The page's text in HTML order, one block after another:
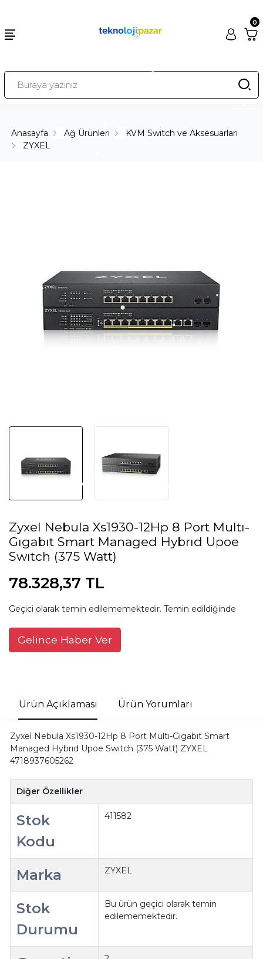
0
Anasayfa Ağ Ürünleri
KVM Switch ve Aksesuarları
ZYXEL
Zyxel Nebula Xs1930-12Hp 8 Port Multı-
Gıgabıt Smart Managed Hybrıd Upoe
Swıtch (375 Watt)
78.328,37 TL
Geçici olarak temin edilememektedir. Temin edildiğinde
Gelince Haber Ver
Ürün Açıklaması Ürün Yorumları
Zyxel Nebula Xs1930-12Hp 8 Port Multı-Gıgabıt Smart
Managed Hybrıd Upoe Swıtch (375 Watt) ZYXEL
4718937605262
Diğer Özellikler
Stok
Kodu
411582
Marka ZYXEL
Stok
Durumu
Bu ürün geçici olarak temin
edilememektedir.